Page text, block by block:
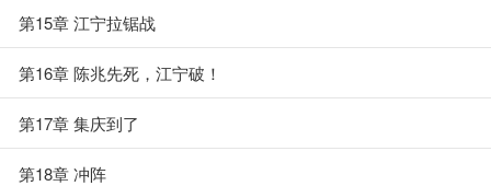
第15章 江宁拉锯战
第16章 陈兆先死，江宁破！
第17章 集庆到了
第18章 冲阵